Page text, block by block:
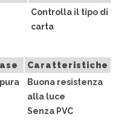
Controlla il tipo di
carta
Caratteristiche
Buona resistenza
alla luce
Senza PVC